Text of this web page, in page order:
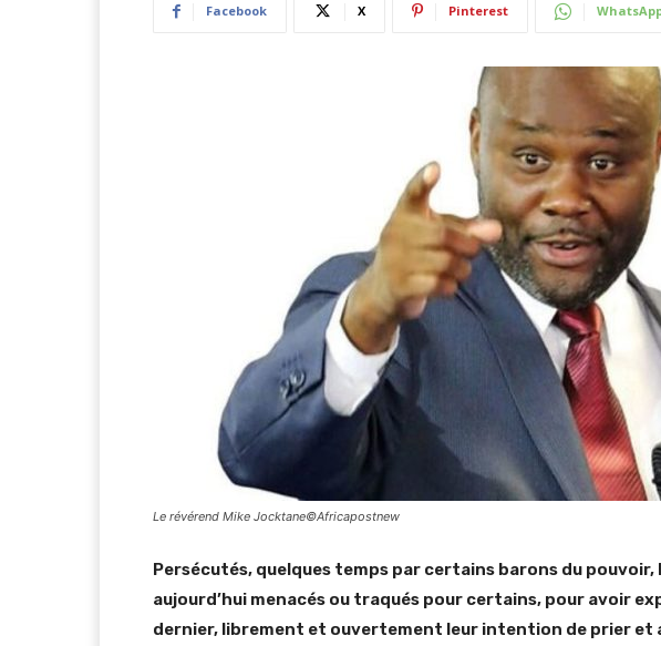
Facebook X Pinterest
Le révérend Mike Jocktane©Africapostnew
Persécutés, quelques temps par certains barons du pouvoir,
aujourd’hui menacés ou traqués pour certains, pour avoir
dernier, librement et ouvertement leur intention de prier et